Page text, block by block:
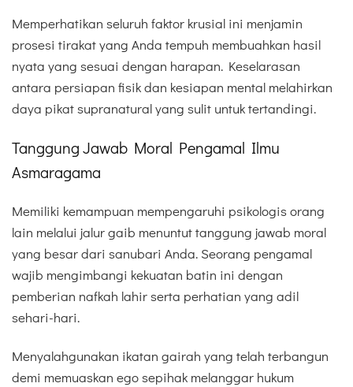
Memperhatikan seluruh faktor krusial ini menjamin
prosesi tirakat yang Anda tempuh membuahkan hasil
nyata yang sesuai dengan harapan. Keselarasan
antara persiapan fisik dan kesiapan mental melahirkan
daya pikat supranatural yang sulit untuk tertandingi.
Tanggung Jawab Moral Pengamal Ilmu
Asmaragama
Memiliki kemampuan mempengaruhi psikologis orang
lain melalui jalur gaib menuntut tanggung jawab moral
yang besar dari sanubari Anda. Seorang pengamal
wajib mengimbangi kekuatan batin ini dengan
pemberian nafkah lahir serta perhatian yang adil
sehari-hari.
Menyalahgunakan ikatan gairah yang telah terbangun
demi memuaskan ego sepihak melanggar hukum